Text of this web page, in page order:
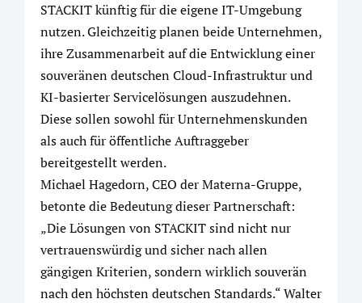
STACKIT künftig für die eigene IT-Umgebung
nutzen. Gleichzeitig planen beide Unternehmen,
ihre Zusammenarbeit auf die Entwicklung einer
souveränen deutschen Cloud-Infrastruktur und
KI-basierter Servicelösungen auszudehnen.
Diese sollen sowohl für Unternehmenskunden
als auch für öffentliche Auftraggeber
bereitgestellt werden.
Michael Hagedorn, CEO der Materna-Gruppe,
betonte die Bedeutung dieser Partnerschaft:
„Die Lösungen von STACKIT sind nicht nur
vertrauenswürdig und sicher nach allen
gängigen Kriterien, sondern wirklich souverän
nach den höchsten deutschen Standards.“ Walter